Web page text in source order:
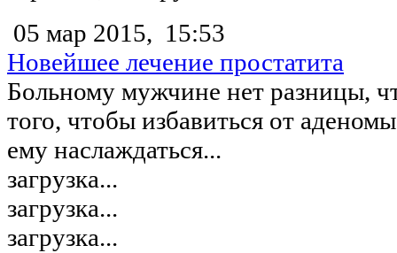
05 мар 2015, 15:53
Новейшее лечение простатита
Больному мужчине нет разницы,
того, чтобы избавиться от
ему наслаждаться...
загрузка...
загрузка...
загрузка...